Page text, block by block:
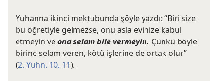
Yuhanna ikinci mektubunda şöyle yazdı: “Biri size
bu öğretiyle gelmezse, onu asla evinize kabul
etmeyin veona selam bile vermeyin. Çünkü böyle
birine selam veren, kötü işlerine de ortak olur”
(2. Yuhn. 10, 11).